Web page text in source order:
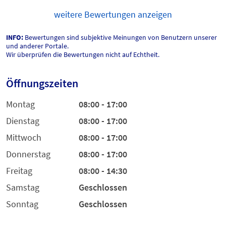
weitere Bewertungen anzeigen
INFO: Bewertungen sind subjektive Meinungen von Benutzern unserer
und anderer Portale.
Wir überprüfen die Bewertungen nicht auf Echtheit.
Öffnungszeiten
Montag
08:00 - 17:00
Dienstag
08:00 - 17:00
Mittwoch
08:00 - 17:00
Donnerstag
08:00 - 17:00
Freitag
08:00 - 14:30
Samstag
Geschlossen
Sonntag
Geschlossen